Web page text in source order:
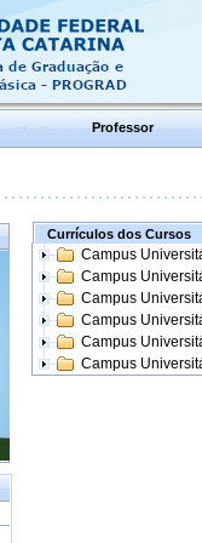
Professor
Currículos dos Cursos
Campus
Campus
Campus
Campus
Campus
Campus